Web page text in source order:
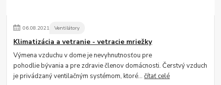
06.08.2021 Ventilátory
Klimatizácia a vetranie - vetracie mriežky
Výmena vzduchu v dome je nevyhnutnosťou pre
pohodlie bývania a pre zdravie členov domácnosti. Čerstvý vzduch
je privádzaný ventilačným systémom, ktoré...čítať celé